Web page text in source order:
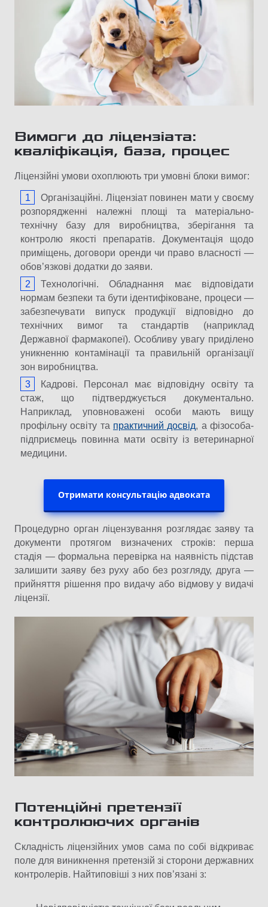
Вимоги до ліцензіата:
кваліфікація, база, процес
Ліцензійні умови охоплюють три умовні блоки вимог:
Організаційні. Ліцензіат повинен мати у своєму
розпорядженні належні площі та матеріально-
технічну базу для виробництва, зберігання та
контролю якості препаратів. Документація щодо
приміщень, договори оренди чи право власності —
обов’язкові додатки до заяви.
Технологічні. Обладнання має відповідати
нормам безпеки та бути ідентифіковане, процеси —
забезпечувати випуск продукції відповідно до
технічних вимог та стандартів (наприклад
Державної фармакопеї). Особливу увагу приділено
уникненню контамінації та правильній організації
зон виробництва.
Кадрові. Персонал має відповідну освіту та
стаж, що підтверджується документально.
Наприклад, уповноважені особи мають вищу
профільну освіту та практичний досвід, а фізособа-
підприємець повинна мати освіту із ветеринарної
медицини.
Отримати консультацію адвоката
Процедурно орган ліцензування розглядає заяву та
документи протягом визначених строків: перша
стадія — формальна перевірка на наявність підстав
залишити заяву без руху або без розгляду, друга —
прийняття рішення про видачу або відмову у видачі
ліцензії.
Потенційні претензії
контролюючих органів
Складність ліцензійних умов сама по собі відкриває
поле для виникнення претензій зі сторони державних
контролерів. Найтиповіші з них пов’язані з: